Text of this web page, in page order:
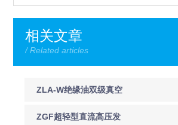
相关文章
/ Related articles
ZLA-W绝缘油双级真空
滤油机
ZGF超轻型直流高压发